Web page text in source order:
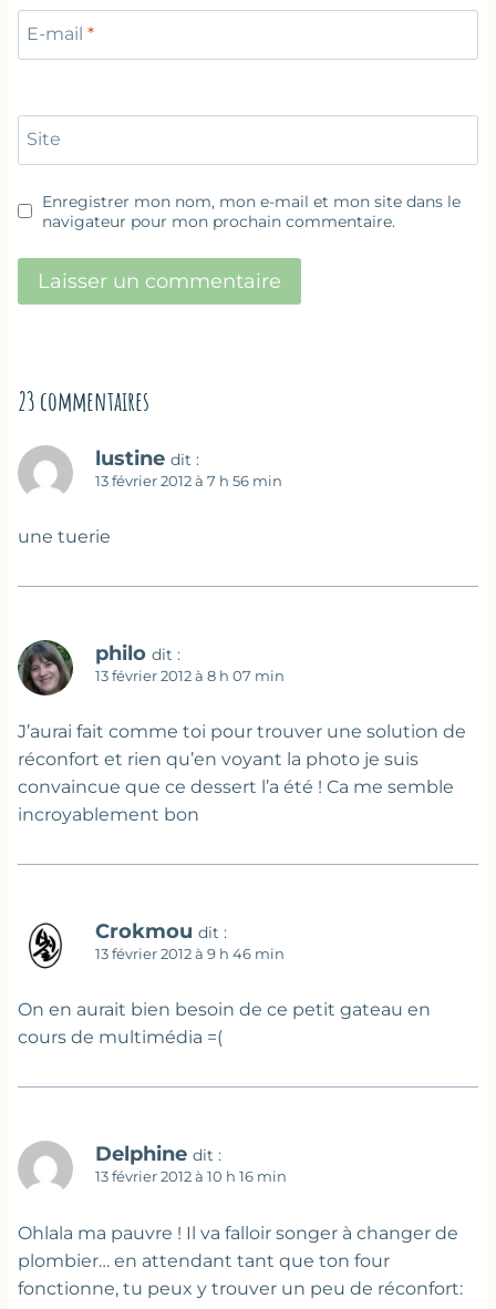
E-mail *
Site
Enregistrer mon nom, mon e-mail et mon site dans le
navigateur pour mon prochain commentaire.
23 commentaires
lustine dit :
13 février 2012 à 7 h 56 min
une tuerie
philo dit :
13 février 2012 à 8 h 07 min
J’aurai fait comme toi pour trouver une solution de
réconfort et rien qu’en voyant la photo je suis
convaincue que ce dessert l’a été ! Ca me semble
incroyablement bon
Crokmou dit :
13 février 2012 à 9 h 46 min
On en aurait bien besoin de ce petit gateau en
cours de multimédia =(
Delphine dit :
13 février 2012 à 10 h 16 min
Ohlala ma pauvre ! Il va falloir songer à changer de
plombier… en attendant tant que ton four
fonctionne, tu peux y trouver un peu de réconfort: